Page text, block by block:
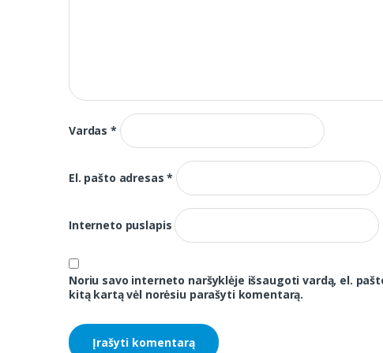
Vardas*
El. pašto adresas*
Interneto puslapis
Noriu savo interneto naršyklėje išsaugoti vardą, el.
kitą kartą vėl norėsiu parašyti komentarą.